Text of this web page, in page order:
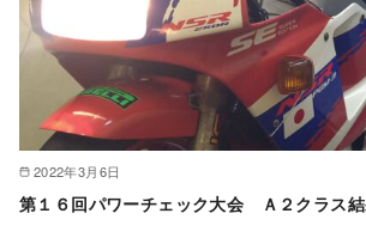
2022年3月6日
第１６回パワーチェック大会 Ａ２クラス